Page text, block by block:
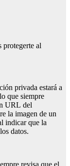
protegerte al
privada estará a
que siempre
URL del
la imagen de un
indicar que la
datos.